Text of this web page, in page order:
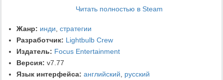
Читать полностью в Steam
Жанр: инди стратегии
Разработчик: Lightbulb Crew
Издатель: Focus Entertainment
Версия: v7.77
Язык интерфейса: английский
русский